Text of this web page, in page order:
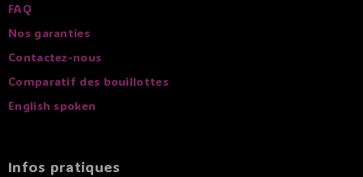
FAQ
Nos garanties
Contactez-nous
Comparatif des bouillottes
English spoken
Infos pratiques